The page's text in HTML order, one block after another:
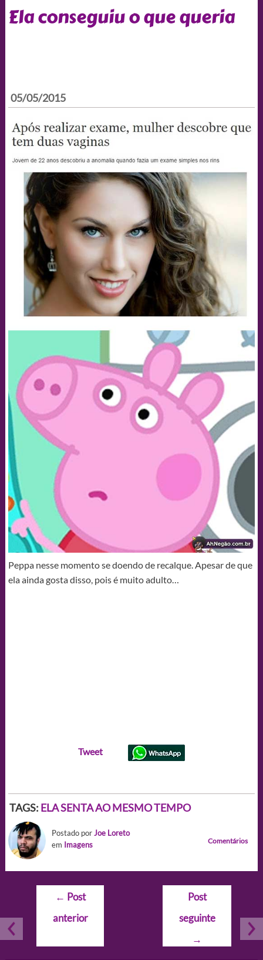
Ela conseguiu o que queria
05/05/2015
Peppa nesse momento se doendo de recalque. Apesar de que
ela ainda gosta disso, pois é muito adulto…
Tweet
TAGS: ELA SENTA AO MESMO TEMPO
Postado porJoe Loreto
em Imagens Comentários
Navegação
Post
← Post
anterior
Post
seguinte
→